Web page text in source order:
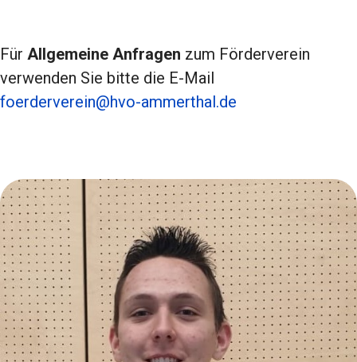
Für Allgemeine Anfragen zum Förderverein
verwenden Sie bitte die E-Mail
foerderverein@hvo-ammerthal.de